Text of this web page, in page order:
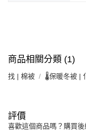
商品相關分類 (1)
找 | 棉被 🌡️保暖冬被 |
評價
喜歡這個商品嗎？購買